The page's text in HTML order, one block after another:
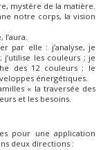
mystère de la matière.
notre corps, la vision
par elle : j’analyse, je
j’utilise les couleurs ; je
des 12 couleurs ; le
énergétiques.
« la traversée des
et les besoins.
pour une application
deux directions :